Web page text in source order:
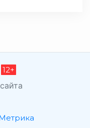
12+